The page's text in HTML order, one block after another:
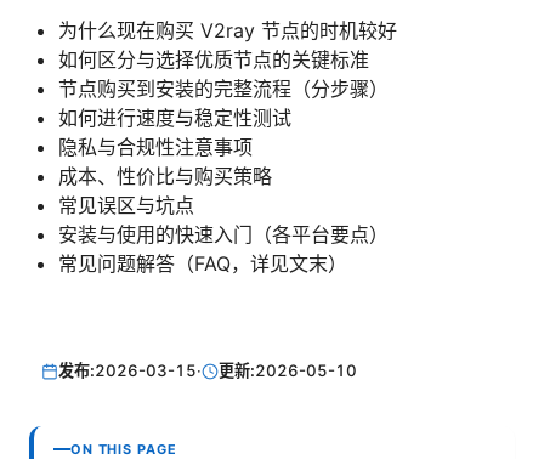
为什么现在购买 V2ray 节点的时机较好
如何区分与选择优质节点的关键标准
节点购买到安装的完整流程（分步骤）
如何进行速度与稳定性测试
隐私与合规性注意事项
成本、性价比与购买策略
常见误区与坑点
安装与使用的快速入门（各平台要点）
常见问题解答（FAQ，详见文末）
发布:2026-03-15· 更新:2026-05-10
ON THIS PAGE